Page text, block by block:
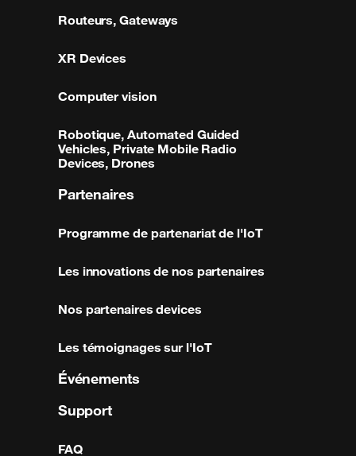
Routeurs, Gateways
XR Devices
Computer vision
Robotique, Automated Guided
Vehicles, Private Mobile Radio
Devices, Drones
Partenaires
Programme de partenariat de l'IoT
Les innovations de nos partenaires
Nos partenaires devices
Les témoignages sur l'IoT
Événements
Support
FAQ